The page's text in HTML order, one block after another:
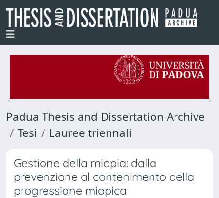
Padua Thesis and Dissertation Archive
Tesi
Lauree triennali
Gestione della miopia: dalla
prevenzione al contenimento della
progressione miopica